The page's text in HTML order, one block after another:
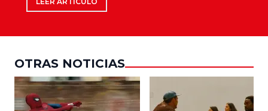
OTRAS NOTICIAS